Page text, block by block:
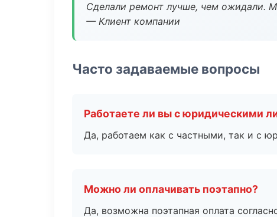
Сделали ремонт лучше, чем ожидали.
— Клиент компании
Часто задаваемые вопросы
Работаете ли вы с юридическими
Да, работаем как с частными, так и с
Можно ли оплачивать поэтапно?
Да, возможна поэтапная оплата